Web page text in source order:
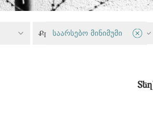
Քրեական արդարադատություն
საარსებო მინიმუმი